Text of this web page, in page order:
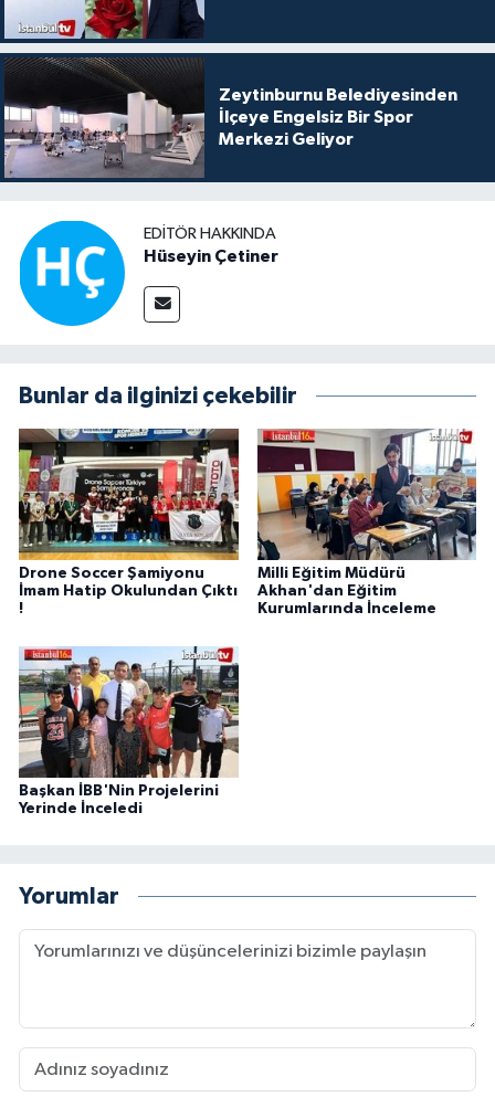
Zeytinburnu Belediyesinden
İlçeye Engelsiz Bir Spor
Merkezi Geliyor
EDITÖR HAKKINDA
Hüseyin Çetiner
Bunlar da ilginizi çekebilir
Drone Soccer Şamiyonu
İmam Hatip Okulundan Çıktı
!
Milli Eğitim Müdürü
Akhan'dan Eğitim
Kurumlarında İnceleme
Başkan İBB'Nin Projelerini
Yerinde İnceledi
Yorumlar